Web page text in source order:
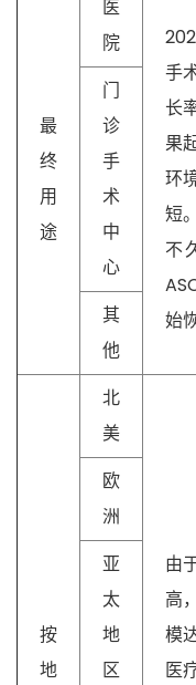
最
终
用
途
医
院
手
长
果
环
短
不
始
门
诊
手
术
中
心
其
他
按
地
北
美
由
高
模
医
欧
洲
亚
太
地
区